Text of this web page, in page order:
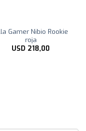
Gamer Nibio Rookie
roja
USD 218,00